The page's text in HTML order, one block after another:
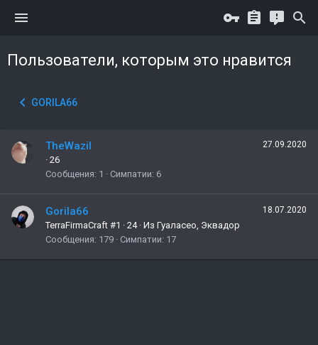
Пользователи, которым это нравится
GORILA66
27.09.2020
TheWazil
· 26
Сообщения 1 Симпатии 6
18.07.2020
Gorila66
TerraFirmaCraft #1 · 24 · Из Гуаласео, Эквадор
Сообщения 179 Симпатии 17